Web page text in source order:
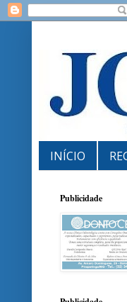
INÍCIO
Publicidade